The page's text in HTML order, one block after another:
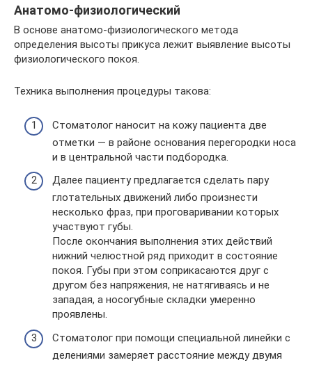
Анатомо-физиологический
В основе анатомо-физиологического метода
определения высоты прикуса лежит выявление высоты
физиологического покоя.
Техника выполнения процедуры такова:
Стоматолог наносит на кожу пациента две
отметки — в районе основания перегородки носа
и в центральной части подбородка.
Далее пациенту предлагается сделать пару
глотательных движений либо произнести
несколько фраз, при проговаривании которых
участвуют губы.
После окончания выполнения этих действий
нижний челюстной ряд приходит в состояние
покоя. Губы при этом соприкасаются друг с
другом без напряжения, не натягиваясь и не
западая, а носогубные складки умеренно
проявлены.
Стоматолог при помощи специальной линейки с
делениями замеряет расстояние между двумя